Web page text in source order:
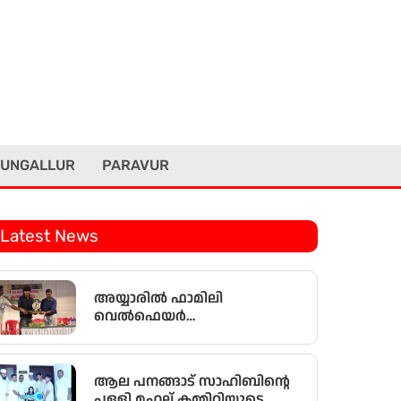
PARAVUR
Latest News
അയ്യാരിൽ ഫാമിലി
വെൽഫെയർ
കുടുംബസംഗമവും
പൊതുയോഗവും നടന്നു
ആല പനങ്ങാട് സാഹിബിൻ്റെ